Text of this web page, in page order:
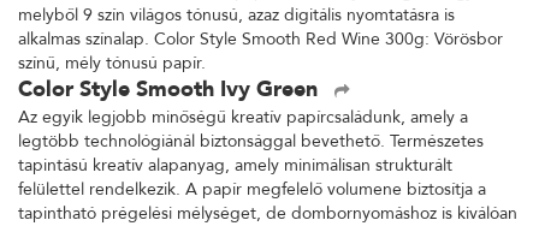
melyből 9 szín világos tónusú, azaz digitális nyomtatásra is
alkalmas színalap. Color Style Smooth Red Wine 300g: Vörösbor
színű, mély tónusú papír.
Color Style Smooth Ivy Green
Az egyik legjobb minőségű kreatív papírcsaládunk, amely a
legtöbb technológiánál biztonsággal bevethető. Természetes
tapintású kreatív alapanyag, amely minimálisan strukturált
felülettel rendelkezik. A papír megfelelő volumene biztosítja a
tapintható prégelési mélységet, de dombornyomáshoz is kiválóan